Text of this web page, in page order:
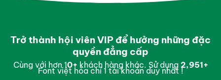
Trở thành hội viên VIP để hưởng những đặc
quyền đẳng cấp
Cùng với hơn 10+khách hàng khác. Sử dụng 2,997+
Font việt hóa chỉ 1 tài khoản duy nhất !